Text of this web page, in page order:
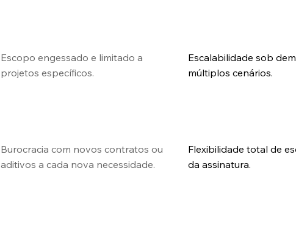
Escalabilidade sob
múltiplos cenários.
Escopo engessado e limitado a
projetos específicos.
Flexibilidade total de
da assinatura.
Burocracia com novos contratos ou
aditivos a cada nova necessidade.